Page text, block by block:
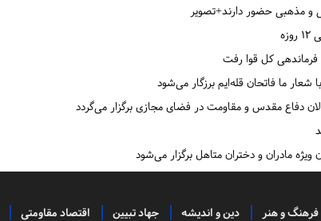
و مذهبی حضور دارند+تصویر
فرماندهی کل قوا رفت
شعار ما فاتحان قله‌ایم برزگار می‌شود
دفاع مقدس و مقاومت در فضای مجازی برگزار می‌گردد
مادران و دختران متاهل برگزار می‌شود
فرهنگ و هنر دین و اندیشه جهاد تبیین اقتصاد مقاومتی